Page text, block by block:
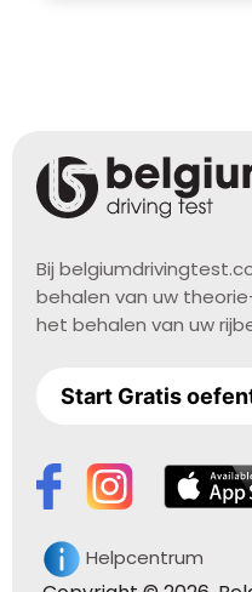
Bij
behalen van uw
het behalen van uw
Start Gratis
Helpcentrum